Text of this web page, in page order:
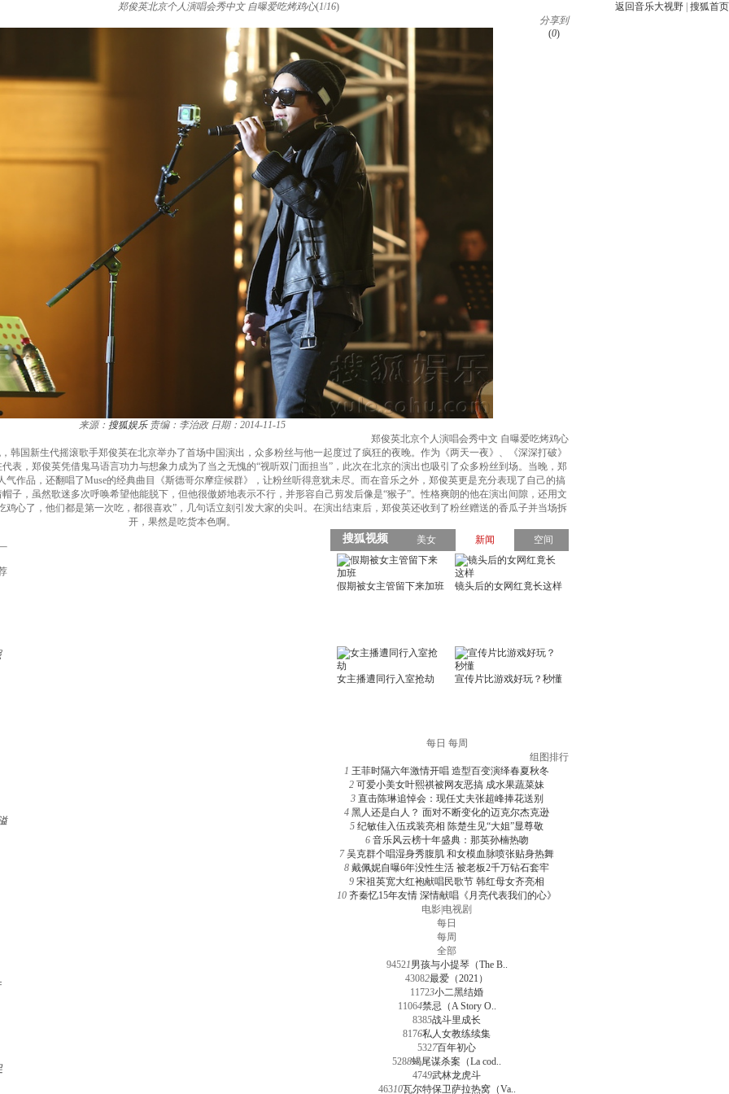
返回音乐大视野 搜狐首页
郑俊英北京个人演唱会秀中文 自曝爱吃烤鸡心(1/16)
分享到
(0)
来源： 搜狐娱乐 责编：李治政 日期：2014-11-15
郑俊英北京个人演唱会秀中文 自曝爱吃烤鸡心
国新生代摇滚歌手郑俊英在北京举办了首场中国演出，众多粉丝与他一起度过了疯狂的夜晚。作为《两天一夜》、《深深打破》
表，郑俊英凭借鬼马语言功力与想象力成为了当之无愧的“视听双门面担当”，此次在北京的演出也吸引了众多粉丝到场。当晚，郑
气作品，还翻唱了Muse的经典曲目《斯德哥尔摩症候群》，让粉丝听得意犹未尽。而在音乐之外，郑俊英更是充分表现了自己的搞
子，虽然歌迷多次呼唤希望他能脱下，但他很傲娇地表示不行，并形容自己剪发后像是“猴子”。性格爽朗的他在演出间隙，还用文
鸡心了，他们都是第一次吃，都很喜欢”，几句话立刻引发大家的尖叫。在演出结束后，郑俊英还收到了粉丝赠送的香瓜子并当场拆
开，果然是吃货本色啊。
每日 每周
组图排行
1 王菲时隔六年激情开唱 造型百变演绎春夏秋冬
2 可爱小美女叶熙祺被网友恶搞 成水果蔬菜妹
3 直击陈琳追悼会：现任丈夫张超峰捧花送别
4 黑人还是白人？ 面对不断变化的迈克尔杰克逊
5 纪敏佳入伍戎装亮相 陈楚生见“大姐”显尊敬
6 音乐风云榜十年盛典：那英孙楠热吻
7 吴克群个唱湿身秀腹肌 和女模血脉喷张贴身热舞
8 戴佩妮自曝6年没性生活 被老板2千万钻石套牢
9 宋祖英宽大红袍献唱民歌节 韩红母女齐亮相
10 齐秦忆15年友情 深情献唱《月亮代表我们的心》
电影 电视剧
每日
每周
全部
94521男孩与小提琴（The B..
43082最爱（2021）
11723小二黑结婚
11064禁忌（A Story O..
8385战斗里成长
8176私人女教练续集
5327百年初心
5288蝎尾谋杀案（La cod..
4749武林龙虎斗
46310瓦尔特保卫萨拉热窝（Va..